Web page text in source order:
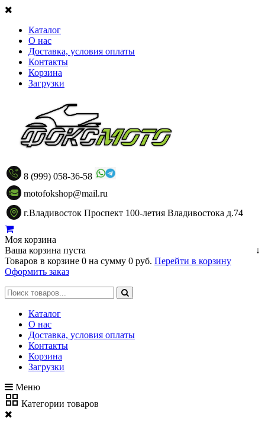
Каталог
О нас
Доставка, условия оплаты
Контакты
Корзина
Загрузки
8 (999) 058-36-58
motofokshop@mail.ru
г.Владивосток Проспект 100-летия Владивостока д.74
Моя корзина
↓
Ваша корзина пуста
Товаров в корзине 0 на сумму 0 руб. Перейти в корзину
Оформить заказ
Каталог
О нас
Доставка, условия оплаты
Контакты
Корзина
Загрузки
Меню
Категории товаров